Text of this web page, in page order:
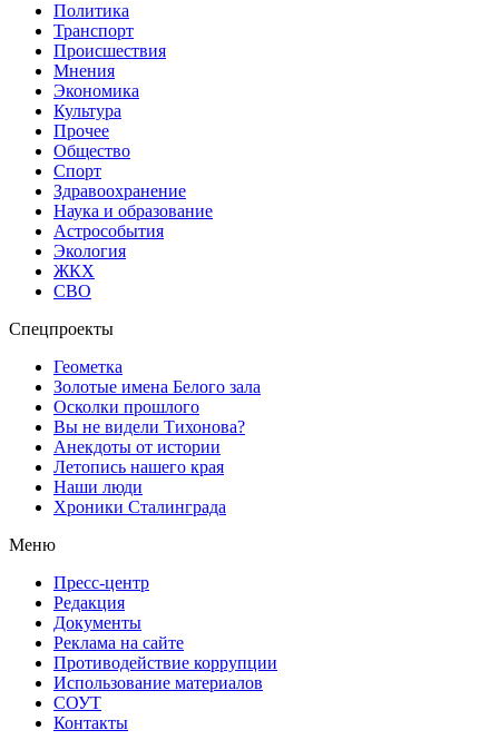
Политика
Транспорт
Происшествия
Мнения
Экономика
Культура
Прочее
Общество
Спорт
Здравоохранение
Наука и образование
Астрособытия
Экология
ЖКХ
СВО
Спецпроекты
Геометка
Золотые имена Белого зала
Осколки прошлого
Вы не видели Тихонова?
Анекдоты от истории
Летопись нашего края
Наши люди
Хроники Сталинграда
Меню
Пресс-центр
Редакция
Документы
Реклама на сайте
Противодействие коррупции
Использование материалов
СОУТ
Контакты